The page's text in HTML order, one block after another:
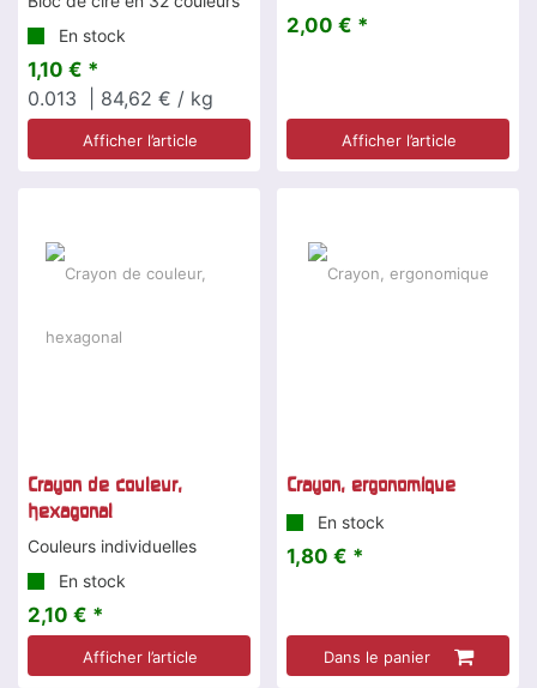
En stock
1,10 € *
0.013
| 84,62 € / kg
Afficher l’article
2,00 € *
Afficher l’article
Crayon de couleur,
hexagonal
Couleurs individuelles
En stock
2,10 € *
Afficher l’article
Crayon, ergonomique
En stock
1,80 € *
Dans le panier